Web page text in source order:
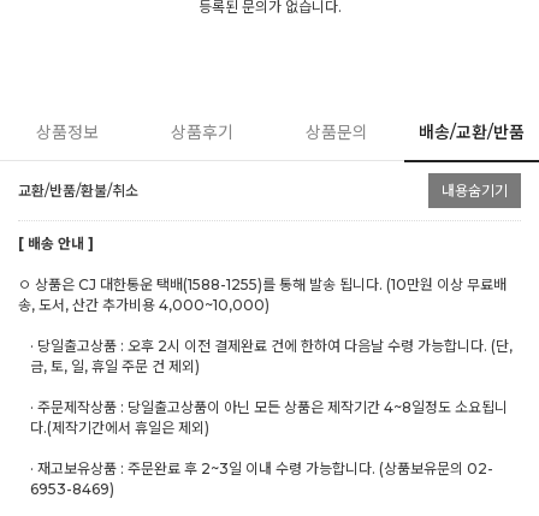
등록된 문의가 없습니다.
상품정보 상품후기 상품문의 배송/교환/반품
교환/반품/환불/취소 내용숨기기
[ 배송 안내 ]
ㅇ 상품은 CJ 대한통운 택배(1588-1255)를 통해 발송 됩니다. (10만원 이상 무료배
송, 도서, 산간 추가비용 4,000~10,000)
· 당일출고상품 : 오후 2시 이전 결제완료 건에 한하여 다음날 수령 가능합니다. (단,
금, 토, 일, 휴일 주문 건 제외)
· 주문제작상품 : 당일출고상품이 아닌 모든 상품은 제작기간 4~8일정도 소요됩니
다.(제작기간에서 휴일은 제외)
· 재고보유상품 : 주문완료 후 2~3일 이내 수령 가능합니다. (상품보유문의 02-
6953-8469)